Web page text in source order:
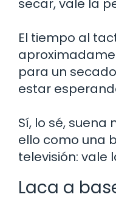
secar, vale la
El tiempo al
para un
estar
Sí, lo sé, suena
ello como una
televisión: vale
Laca a